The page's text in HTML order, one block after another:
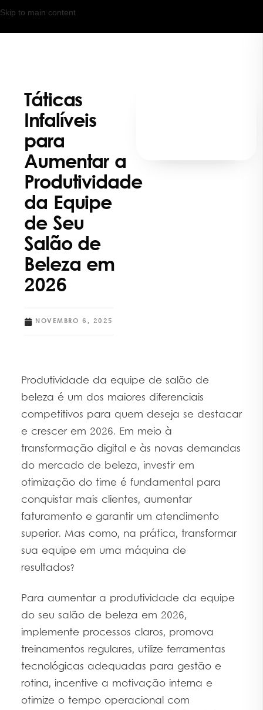
Skip to main content
Táticas
Infalíveis
para
Aumentar a
Produtividade
da Equipe
de Seu
Salão de
Beleza em
2026
NOVEMBRO 6, 2025
Produtividade da equipe de salão de
beleza é um dos maiores diferenciais
competitivos para quem deseja se destacar
e crescer em 2026. Em meio à
transformação digital e às novas demandas
do mercado de beleza, investir em
otimização do time é fundamental para
conquistar mais clientes, aumentar
faturamento e garantir um atendimento
superior. Mas como, na prática, transformar
sua equipe em uma máquina de
resultados?
Para aumentar a produtividade da equipe
do seu salão de beleza em 2026,
implemente processos claros, promova
treinamentos regulares, utilize ferramentas
tecnológicas adequadas para gestão e
rotina, incentive a motivação interna e
otimize o tempo operacional com